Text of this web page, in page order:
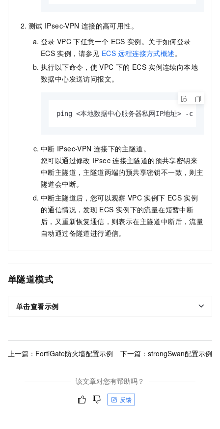
测试 IPsec-VPN 连接的高可用性。
登录 VPC 下任意一个 ECS 实例。 关于如何登录
ECS 实例，请参见 ECS 远程连接方式概述 。
执行以下命令，使 VPC 下的 ECS 实例连续向本地
数据中心发送访问报文。
ping <本地数据中心服务器私网IP地址> -c 10000
中断 IPsec-VPN 连接下的主隧道。
您可以通过修改 IPsec 连接主隧道的预共享密钥来
中断主隧道，主隧道两端的预共享密钥不一致，则主
隧道会中断。
中断主隧道后，您可以观察 VPC 实例下 ECS 实例
的通信情况，发现 ECS 实例下的流量在短暂中断
后，又重新恢复通信，则表示在主隧道中断后，流量
自动通过备隧道进行通信。
单隧道模式
单击查看示例
上一篇： FortiGate防火墙配置示例 下一篇： strongSwan配置示例
该文章对您有帮助吗？
反馈